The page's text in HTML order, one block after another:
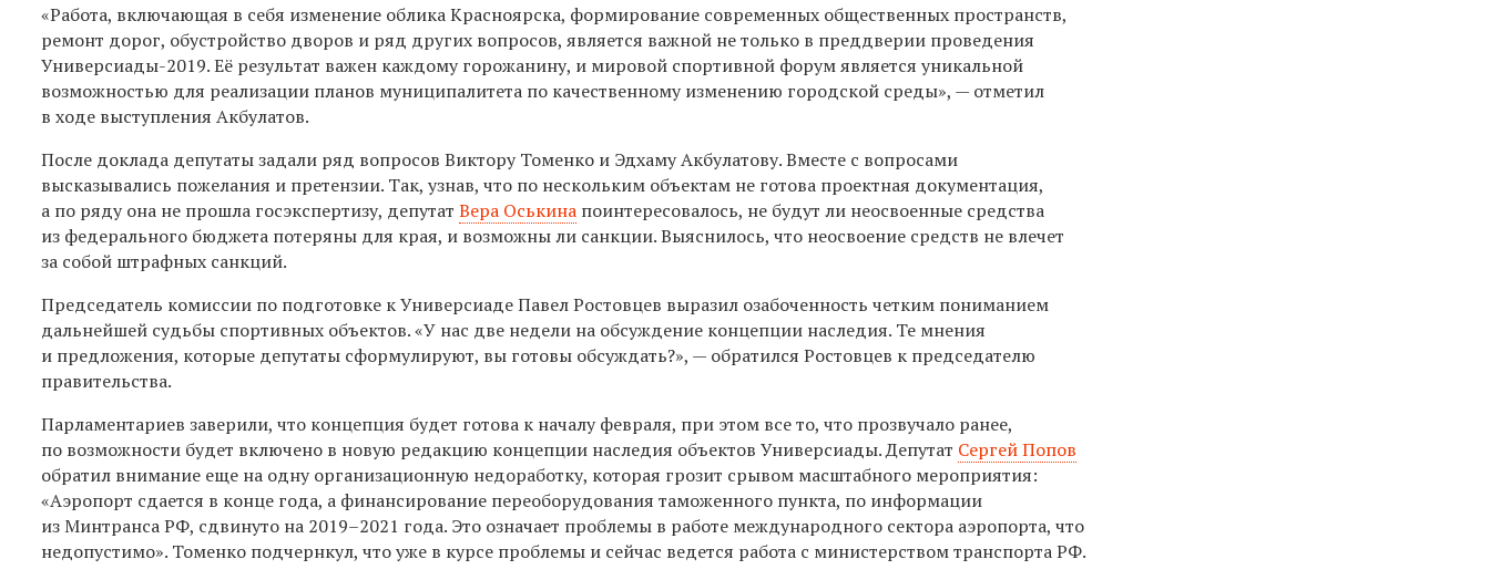
«Работа, включающая в себя изменение облика Красноярска, формирование современных общественных пространств,
ремонт дорог, обустройство дворов и ряд других вопросов, является важной не только в преддверии проведения
Универсиады-2019. Её результат важен каждому горожанину, и мировой спортивной форум является уникальной
возможностью для реализации планов муниципалитета по качественному изменению городской среды», — отметил
в ходе выступления Акбулатов.
После доклада депутаты задали ряд вопросов Виктору Томенко и Эдхаму Акбулатову. Вместе с вопросами
высказывались пожелания и претензии. Так, узнав, что по нескольким объектам не готова проектная документация,
а по ряду она не прошла госэкспертизу, депутат Вера Оськина поинтересовалось, не будут ли неосвоенные средства
из федерального бюджета потеряны для края, и возможны ли санкции. Выяснилось, что неосвоение средств не влечет
за собой штрафных санкций.
Председатель комиссии по подготовке к Универсиаде Павел Ростовцев выразил озабоченность четким пониманием
дальнейшей судьбы спортивных объектов. «У нас две недели на обсуждение концепции наследия. Те мнения
и предложения, которые депутаты сформулируют, вы готовы обсуждать?», — обратился Ростовцев к председателю
правительства.
Парламентариев заверили, что концепция будет готова к началу февраля, при этом все то, что прозвучало ранее,
по возможности будет включено в новую редакцию концепции наследия объектов Универсиады. Депутат Сергей Попов
обратил внимание еще на одну организационную недоработку, которая грозит срывом масштабного мероприятия:
«Аэропорт сдается в конце года, а финансирование переоборудования таможенного пункта, по информации
из Минтранса РФ, сдвинуто на 2019–2021 года. Это означает проблемы в работе международного сектора аэропорта, что
недопустимо». Томенко подчернкул, что уже в курсе проблемы и сейчас ведется работа с министерством транспорта РФ.